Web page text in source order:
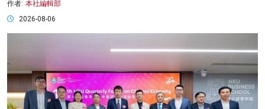
作者: 本社編輯部
2026-08-06